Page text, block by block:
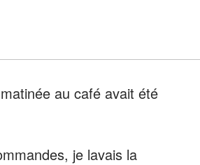
au café avait été
je lavais la